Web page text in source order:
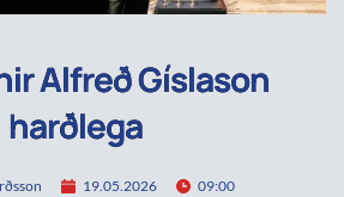
Alfreð Gíslason
harðlega
19.05.2026 09:00